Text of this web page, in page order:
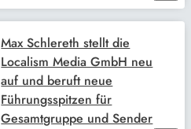
Max Schlereth stellt die
Localism Media GmbH neu
auf und beruft neue
Führungsspitzen für
Gesamtgruppe und Sender